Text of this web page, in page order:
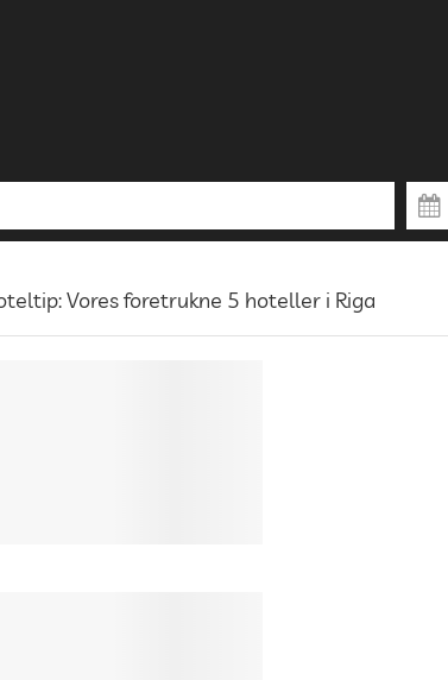
Vores foretrukne 5 hoteller i Riga